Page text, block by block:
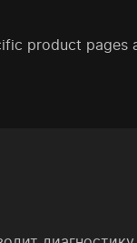
product pages